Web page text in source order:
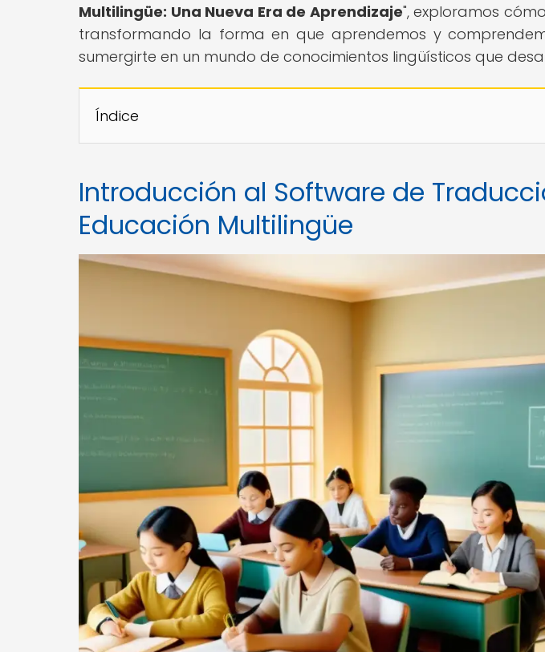
Multilingüe: Una Nueva Era de Aprendizaje", exploramos
transformando la forma en que aprendemos y
sumergirte en un mundo de conocimientos lingüísticos que
Índice
Introducción al Software de
Educación Multilingüe